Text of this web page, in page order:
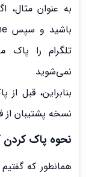
به عنوان مثال،
تلگرام را پاک
نمی‌شوید.
بنابراین، قبل
نسخه پشتیبان از
نحوه پاک کردن
همانطور که